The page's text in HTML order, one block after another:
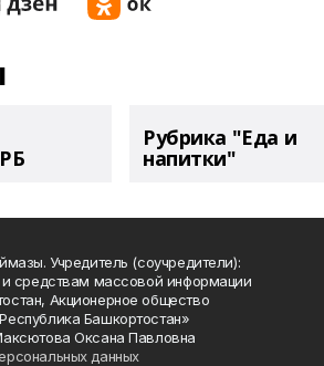
Рубрика "Еда и
напитки"
Учредитель (соучредители):
и средствам массовой информации
Акционерное общество
Башкортостан»
Оксана Павловна
данных